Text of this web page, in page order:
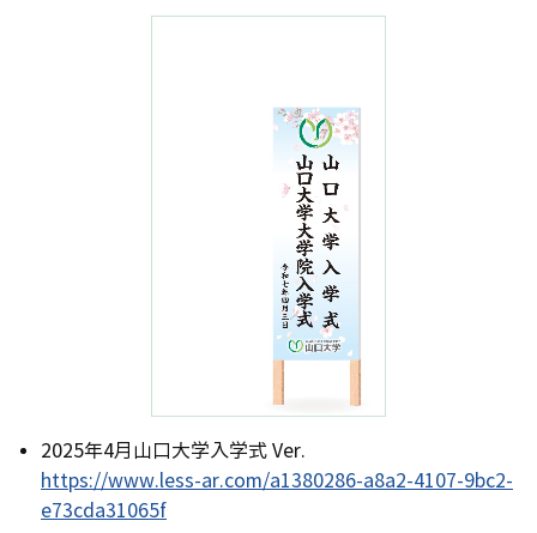
2025年4月山口大学入学式 Ver.
https://www.less-ar.com/a1380286-a8a2-4107-9bc2-
e73cda31065f